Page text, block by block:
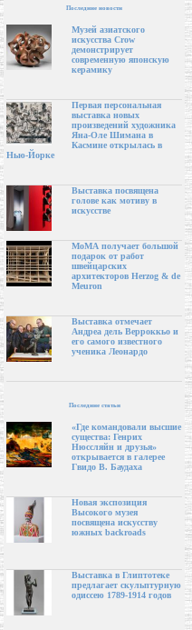
Последние новости
Музей азиатского
искусства Crow
демонстрирует
современную японскую
керамику
Первая персональная
выставка новых
произведений художника
Яна-Оле Шимана в
Касмине открылась в
Нью-Йорке
Выставка посвящена
голове как мотиву в
искусстве
МоМА получает большой
подарок от работ
швейцарских
архитекторов Herzog & de
Meuron
Выставка отмечает
Андреа дель Верроккьо и
его самого известного
ученика Леонардо
Последние статьи
«Где командовали высшие
существа: Генрих
Нюссляйн и друзья»
открывается в галерее
Гвидо В. Баудаха
Новая экспозиция
Высокого музея
посвящена искусству
южных backroads
Выставка в Глиптотеке
предлагает скульптурную
одиссею 1789-1914 годов